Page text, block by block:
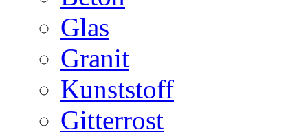
Glas
Granit
Kunststoff
Gitterrost